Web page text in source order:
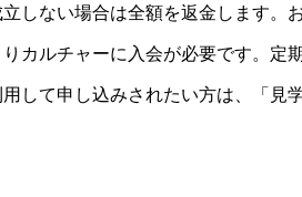
しない場合は全額を返金します。
カルチャーに入会が必要です。定
して申し込みされたい方は、「見